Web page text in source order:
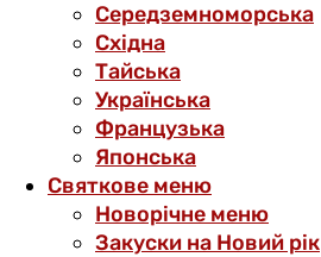
Середземноморська
Східна
Тайська
Українська
Французька
Японська
Святкове меню
Новорічне меню
Закуски на Новий рік